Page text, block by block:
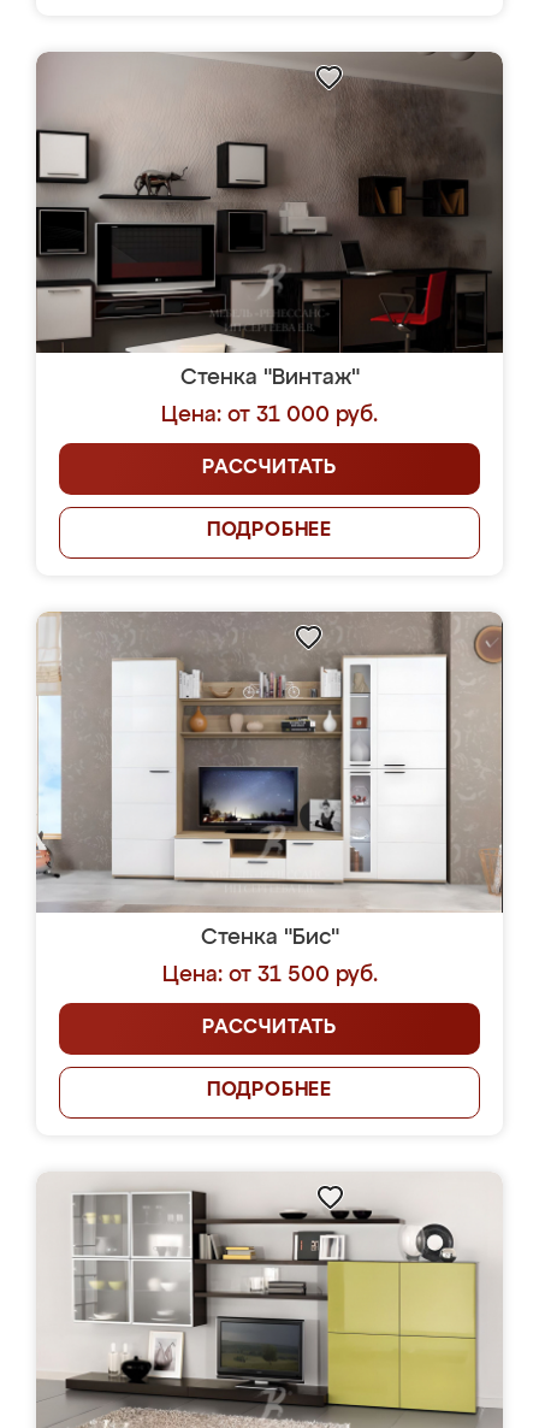
Стенка "Винтаж"
Цена: от 31 000 руб.
РАССЧИТАТЬ
ПОДРОБНЕЕ
Стенка "Бис"
Цена: от 31 500 руб.
РАССЧИТАТЬ
ПОДРОБНЕЕ